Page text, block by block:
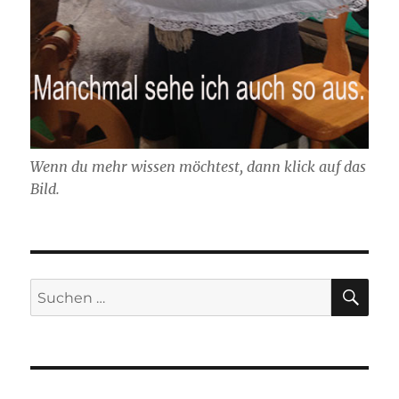
Wenn du mehr wissen möchtest, dann klick auf das
Bild.
Suchen
nach: